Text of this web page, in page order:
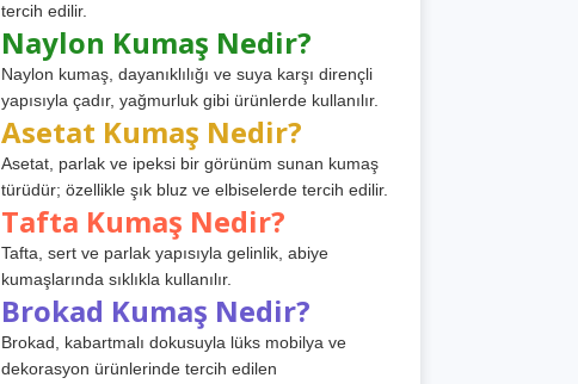
tercih edilir.
Naylon Kumaş Nedir?
Naylon kumaş, dayanıklılığı ve suya karşı dirençli
yapısıyla çadır, yağmurluk gibi ürünlerde kullanılır.
Asetat Kumaş Nedir?
Asetat, parlak ve ipeksi bir görünüm sunan kumaş
türüdür; özellikle şık bluz ve elbiselerde tercih edilir.
Tafta Kumaş Nedir?
Tafta, sert ve parlak yapısıyla gelinlik, abiye
kumaşlarında sıklıkla kullanılır.
Brokad Kumaş Nedir?
Brokad, kabartmalı dokusuyla lüks mobilya ve
dekorasyon ürünlerinde tercih edilen